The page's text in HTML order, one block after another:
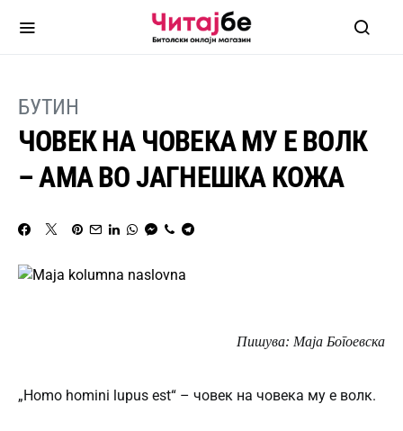
БУТИН
ЧОВЕК НА ЧОВЕКА МУ Е ВОЛК
– АМА ВО ЈАГНЕШКА КОЖА
Пишува: Маја Богоевска
„Homo homini lupus est“ – човек на човека му е волк.